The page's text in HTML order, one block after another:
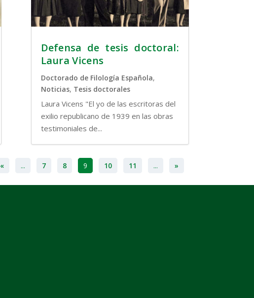
Defensa de tesis doctoral:
Laura Vicens
Doctorado de Filología Española,
Noticias, Tesis doctorales
Laura Vicens "El yo de las escritoras del
exilio republicano de 1939 en las obras
testimoniales de...
« ... 7 8 9 10 11 ... »